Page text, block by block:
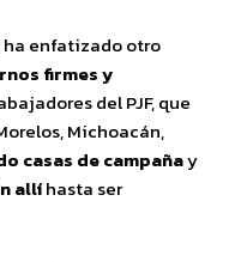
ha enfatizado otro
firmes y
del PJF, que
Michoacán,
casas de campañay
allíhasta ser